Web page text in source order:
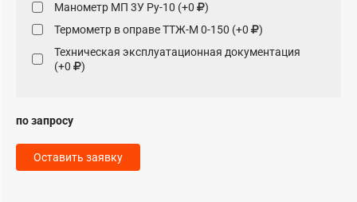
Манометр МП 3У Ру-10 (+0
)
Термометр в оправе ТТЖ-М 0-150 (+0
)
Техническая эксплуатационная документация
(+0
)
по запросу
Оставить заявку